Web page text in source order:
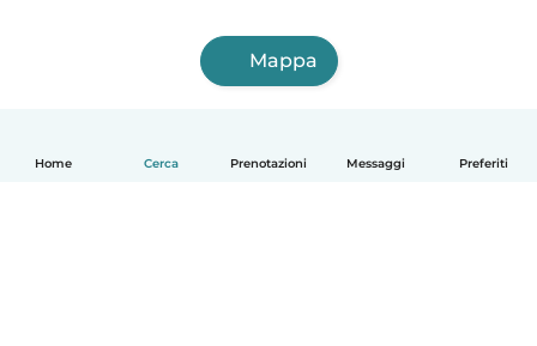
Home Cerca Prenotazioni Messaggi Preferiti
Mappa